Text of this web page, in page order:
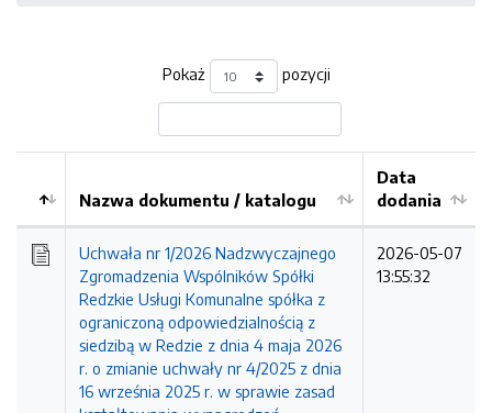
Pokaż pozycji
Kolejność
Nazwa dokumentu / katalogu
Data
dodania
Uchwała nr 1/2026 Nadzwyczajnego
Zgromadzenia Wspólników Spółki
Redzkie Usługi Komunalne spółka z
ograniczoną odpowiedzialnością z
siedzibą w Redzie z dnia 4 maja 2026
r. o zmianie uchwały nr 4/2025 z dnia
16 września 2025 r. w sprawie zasad
2026-05-07
13:55:32